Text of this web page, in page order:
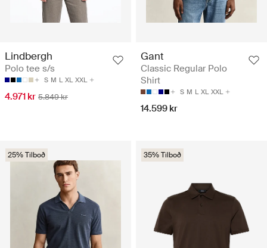
Lindbergh
Polo tee s/s
S M L XL XXL
4.971 kr 5.849 kr
Gant
Classic Regular Polo
Shirt
S M L XL XXL
14.599 kr
25% Tilboð 35% Tilboð